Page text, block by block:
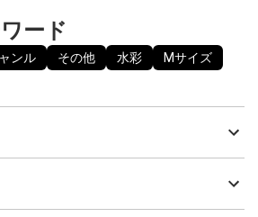
ード
ンル その他 水彩 Mサイズ